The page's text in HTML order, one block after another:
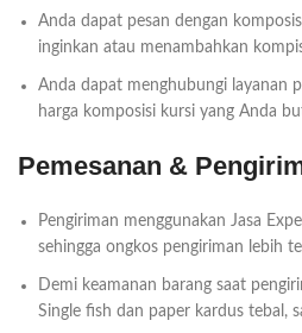
Anda dapat pesan dengan
inginkan atau menambahkan
Anda dapat menghubungi layanan
harga komposisi kursi yang Anda
Pemesanan &
Pengiriman menggunakan Jasa
sehingga ongkos pengiriman lebih
Demi keamanan barang saat
Single fish dan paper kardus tebal,